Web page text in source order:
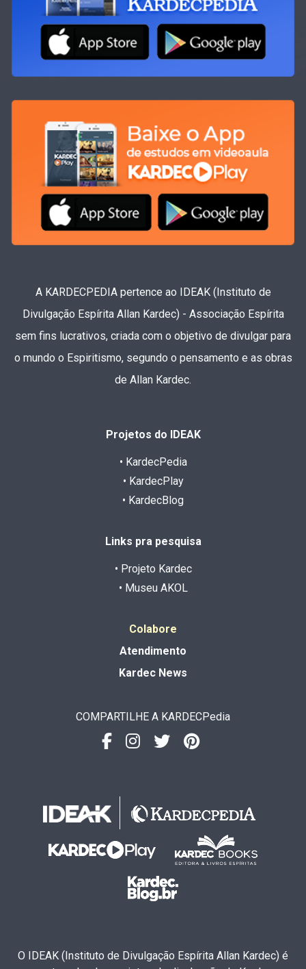
A KARDECPEDIA pertence ao IDEAK (Instituto de
Divulgação Espírita Allan Kardec) - Associação Espírita
sem fins lucrativos, criada com o objetivo de divulgar para
o mundo o Espiritismo, segundo o pensamento e as obras
de Allan Kardec.
Projetos do IDEAK
• KardecPedia
• KardecPlay
• KardecBlog
Links pra pesquisa
• Projeto Kardec
• Museu AKOL
Colabore
Atendimento
Kardec News
COMPARTILHE A KARDECPedia
O IDEAK (Instituto de Divulgação Espírita Allan Kardec) é